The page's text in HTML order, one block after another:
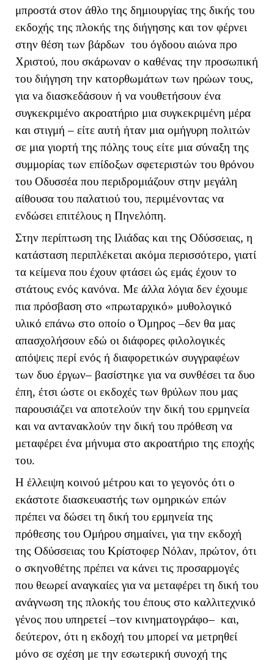
μπροστά στον άθλο της δημιουργίας της δικής του
εκδοχής της πλοκής της διήγησης και τον φέρνει
στην θέση των βάρδων του όγδοου αιώνα προ
Χριστού, που σκάρωναν ο καθένας την προσωπική
του διήγηση την κατορθωμάτων των ηρώων τους,
για νa διασκεδάσουν ή να νουθετήσουν ένα
συγκεκριμένο ακροατήριο μια συγκεκριμένη μέρα
και στιγμή – είτε αυτή ήταν μια ομήγυρη πολιτών
σε μια γιορτή της πόλης τους είτε μια σύναξη της
συμμορίας των επίδοξων σφετεριστών του θρόνου
του Οδυσσέα που περιδρομιάζουν στην μεγάλη
αίθουσα του παλατιού του, περιμένοντας να
ενδώσει επιτέλους η Πηνελόπη.
Στην περίπτωση της Ιλιάδας και της Οδύσσειας, η
κατάσταση περιπλέκεται ακόμα περισσότερο, γιατί
τα κείμενα που έχουν φτάσει ώς εμάς έχουν το
στάτους ενός κανόνα. Με άλλα λόγια δεν έχουμε
πια πρόσβαση στο «πρωταρχικό» μυθολογικό
υλικό επάνω στο οποίο ο Όμηρος –δεν θα μας
απασχολήσουν εδώ οι διάφορες φιλολογικές
απόψεις περί ενός ή διαφορετικών συγγραφέων
των δυο έργων– βασίστηκε για να συνθέσει τα δυο
έπη, έτσι ώστε οι εκδοχές των θρύλων που μας
παρουσιάζει να αποτελούν την δική του ερμηνεία
και να αντανακλούν την δική του πρόθεση να
μεταφέρει ένα μήνυμα στο ακροατήριο της εποχής
του.
Η έλλειψη κοινού μέτρου και το γεγονός ότι ο
εκάστοτε διασκευαστής των ομηρικών επών
πρέπει να δώσει τη δική του ερμηνεία της
πρόθεσης του Ομήρου σημαίνει, για την εκδοχή
της Οδύσσειας του Κρίστοφερ Νόλαν, πρώτον, ότι
ο σκηνοθέτης πρέπει να κάνει τις προσαρμογές
που θεωρεί αναγκαίες για να μεταφέρει τη δική του
ανάγνωση της πλοκής του έπους στο καλλιτεχνικό
γένος που υπηρετεί –τον κινηματογράφο– και,
δεύτερον, ότι η εκδοχή του μπορεί να μετρηθεί
μόνο σε σχέση με την εσωτερική συνοχή της